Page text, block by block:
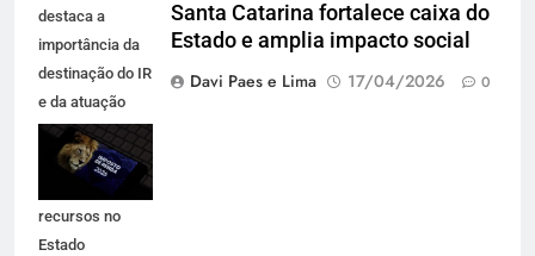
destaca a
importância da
destinação do IR
e da atuação
técnica que
garante
permanência de
recursos no
Estado
Santa Catarina fortalece caixa do
Estado e amplia impacto social
Davi Paes e Lima
17/04/2026 0